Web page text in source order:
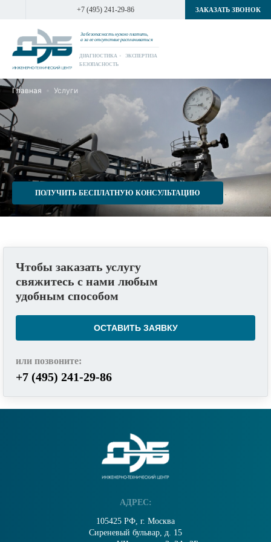
+7 (495) 241-29-86 ЗАКАЗАТЬ ЗВОНОК
За безопасность нужно платить,
а за ее отсутствие расплачиваться
ДИАГНОСТИКА ЭКСПЕРТИЗА
БЕЗОПАСНОСТЬ
Главная Услуги
ПОЛУЧИТЬ БЕСПЛАТНУЮ КОНСУЛЬТАЦИЮ
Чтобы заказать услугу
свяжитесь с нами любым
удобным способом
ОСТАВИТЬ ЗАЯВКУ
или позвоните:
+7 (495) 241-29-86
АДРЕС:
105425 РФ, г. Москва
Сиреневый бульвар, д. 15